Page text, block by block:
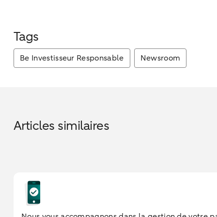
Tags
Be Investisseur Responsable Newsroom
Articles similaires